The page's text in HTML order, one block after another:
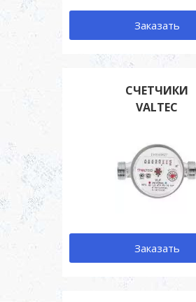
Заказать
СЧЕТЧИКИ
VALTEC
Заказать